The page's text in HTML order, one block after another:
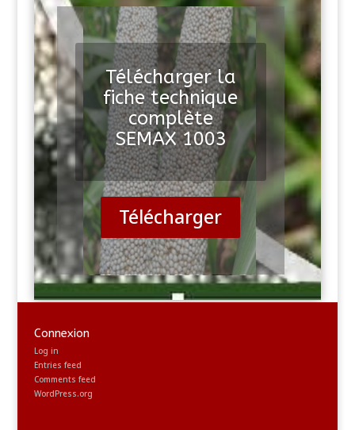
Télécharger la
fiche technique
complète
SEMAX 1003
Télécharger
Connexion
Log in
Entries feed
Comments feed
WordPress.org